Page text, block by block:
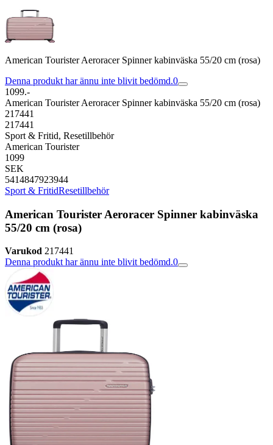
American Tourister Aeroracer Spinner kabinväska 55/20 cm (rosa)
Denna produkt har ännu inte blivit bedömd.0
1099.-
American Tourister Aeroracer Spinner kabinväska 55/20 cm (rosa)
217441
217441
Sport & Fritid, Resetillbehör
American Tourister
1099
SEK
5414847923944
Sport & FritidResetillbehör
American Tourister Aeroracer Spinner kabinväska
55/20 cm (rosa)
Varukod 217441
Denna produkt har ännu inte blivit bedömd.0